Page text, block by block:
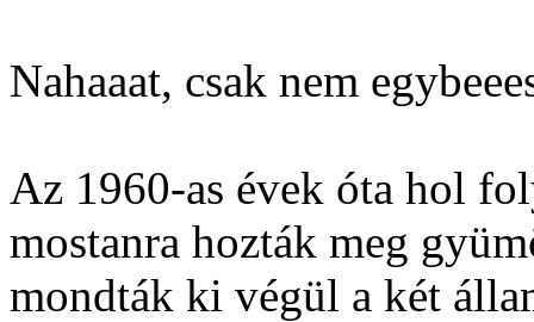
Nahaaat, csak nem
Az 1960-as évek óta hol
mostanra hozták meg
mondták ki végül a két